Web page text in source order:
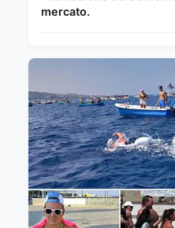
mercato.